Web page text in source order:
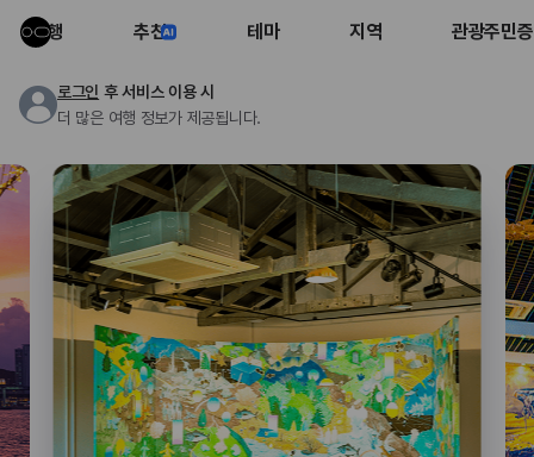
여행 추천 테마 지역 관광주민증
로그인 후 서비스 이용 시
더 많은 여행 정보가 제공됩니다.